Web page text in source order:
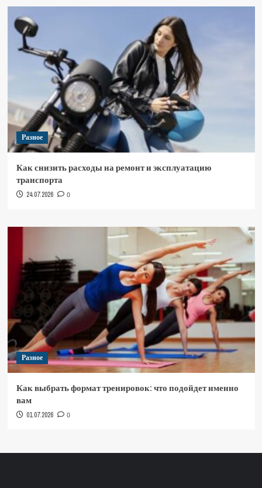
Разное
Как снизить расходы на ремонт и эксплуатацию
транспорта
24.07.2026 0
Разное
Как выбрать формат тренировок: что подойдет именно
вам
01.07.2026 0